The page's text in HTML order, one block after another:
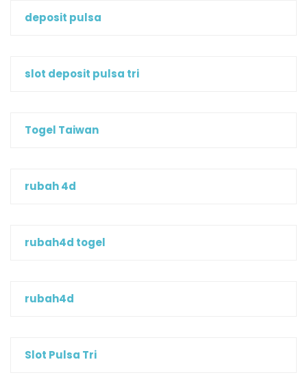
deposit pulsa
slot deposit pulsa tri
Togel Taiwan
rubah 4d
rubah4d togel
rubah4d
Slot Pulsa Tri